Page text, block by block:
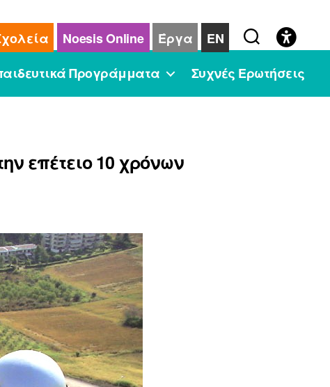
Noesis Online Έργα
EN
Προγράμματα Συχνές Ερωτήσεις
επέτειο 10 χρόνων